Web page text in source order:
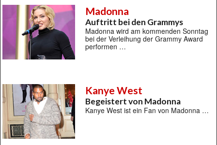
Madonna
Auftritt bei den Grammys
Madonna wird am kommenden Sonntag
bei der Verleihung der Grammy Award
performen …
Kanye West
Begeistert von Madonna
Kanye West ist ein Fan von Madonna …